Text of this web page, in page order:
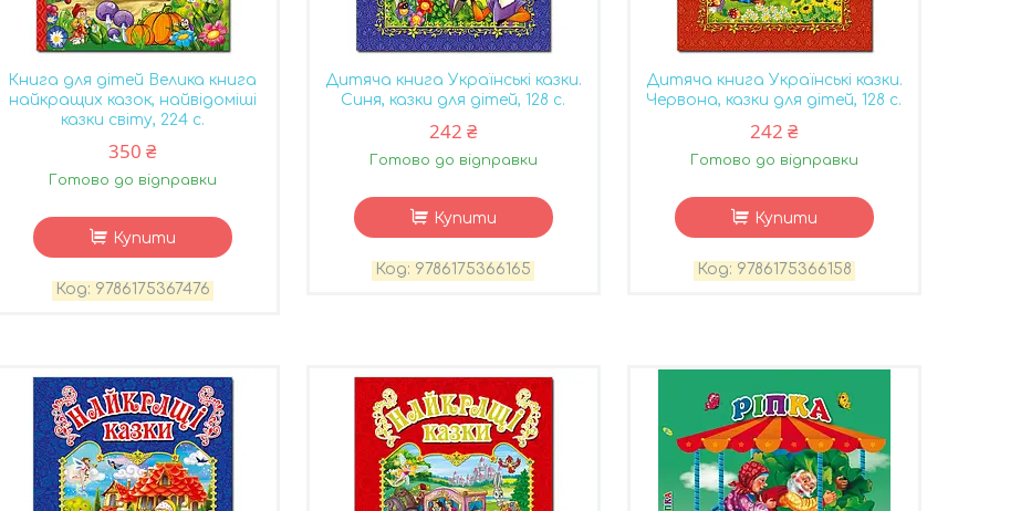
Книга для дітей Велика книга
найкращих казок, найвідоміші
казки світу, 224 с.
350 ₴
Готово до відправки
Купити
9786175367476
Дитяча книга Українські казки.
Синя, казки для дітей, 128 с.
242 ₴
Готово до відправки
Купити
9786175366165
Дитяча книга Українські казки.
Червона, казки для дітей, 128 с.
242 ₴
Готово до відправки
Купити
9786175366158